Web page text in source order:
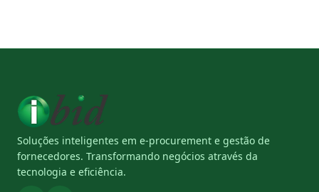
Soluções inteligentes em e-procurement e gestão de
fornecedores. Transformando negócios através da
tecnologia e eficiência.